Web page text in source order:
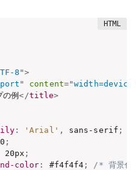
8 ">
" content="
の例</title>
: 'Arial' , sans-serif ;
;
20px ;
color: #f4f4f4 ;
/* 背景色